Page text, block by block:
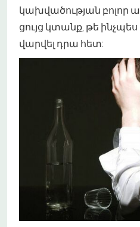
կախվածության բոլոր
ցույց կտանք, թե
վարվել դրա հետ: